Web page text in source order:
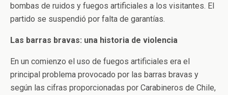
bombas de ruidos y fuegos artificiales a los visitantes. El
partido se suspendió por falta de garantías.
Las barras bravas: una historia de violencia
En un comienzo el uso de fuegos artificiales era el
principal problema provocado por las barras bravas y
según las cifras proporcionadas por Carabineros de Chile,